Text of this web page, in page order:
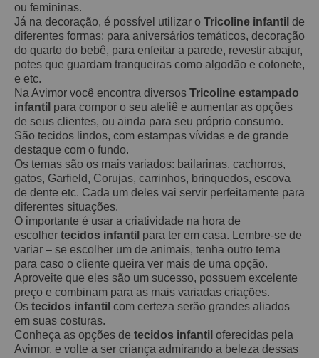
ou femininas.
Já na decoração, é possível utilizar o Tricoline infantil de
diferentes formas: para aniversários temáticos, decoração
do quarto do bebê, para enfeitar a parede, revestir abajur,
potes que guardam tranqueiras como algodão e cotonete,
e etc.
Na Avimor você encontra diversos Tricoline estampado
infantil para compor o seu ateliê e aumentar as opções
de seus clientes, ou ainda para seu próprio consumo.
São tecidos lindos, com estampas vívidas e de grande
destaque com o fundo.
Os temas são os mais variados: bailarinas, cachorros,
gatos, Garfield, Corujas, carrinhos, brinquedos, escova
de dente etc. Cada um deles vai servir perfeitamente para
diferentes situações.
O importante é usar a criatividade na hora de
escolher tecidos infantil para ter em casa. Lembre-se de
variar – se escolher um de animais, tenha outro tema
para caso o cliente queira ver mais de uma opção.
Aproveite que eles são um sucesso, possuem excelente
preço e combinam para as mais variadas criações.
Os tecidos infantil com certeza serão grandes aliados
em suas costuras.
Conheça as opções de tecidos infantil oferecidas pela
Avimor, e volte a ser criança admirando a beleza dessas